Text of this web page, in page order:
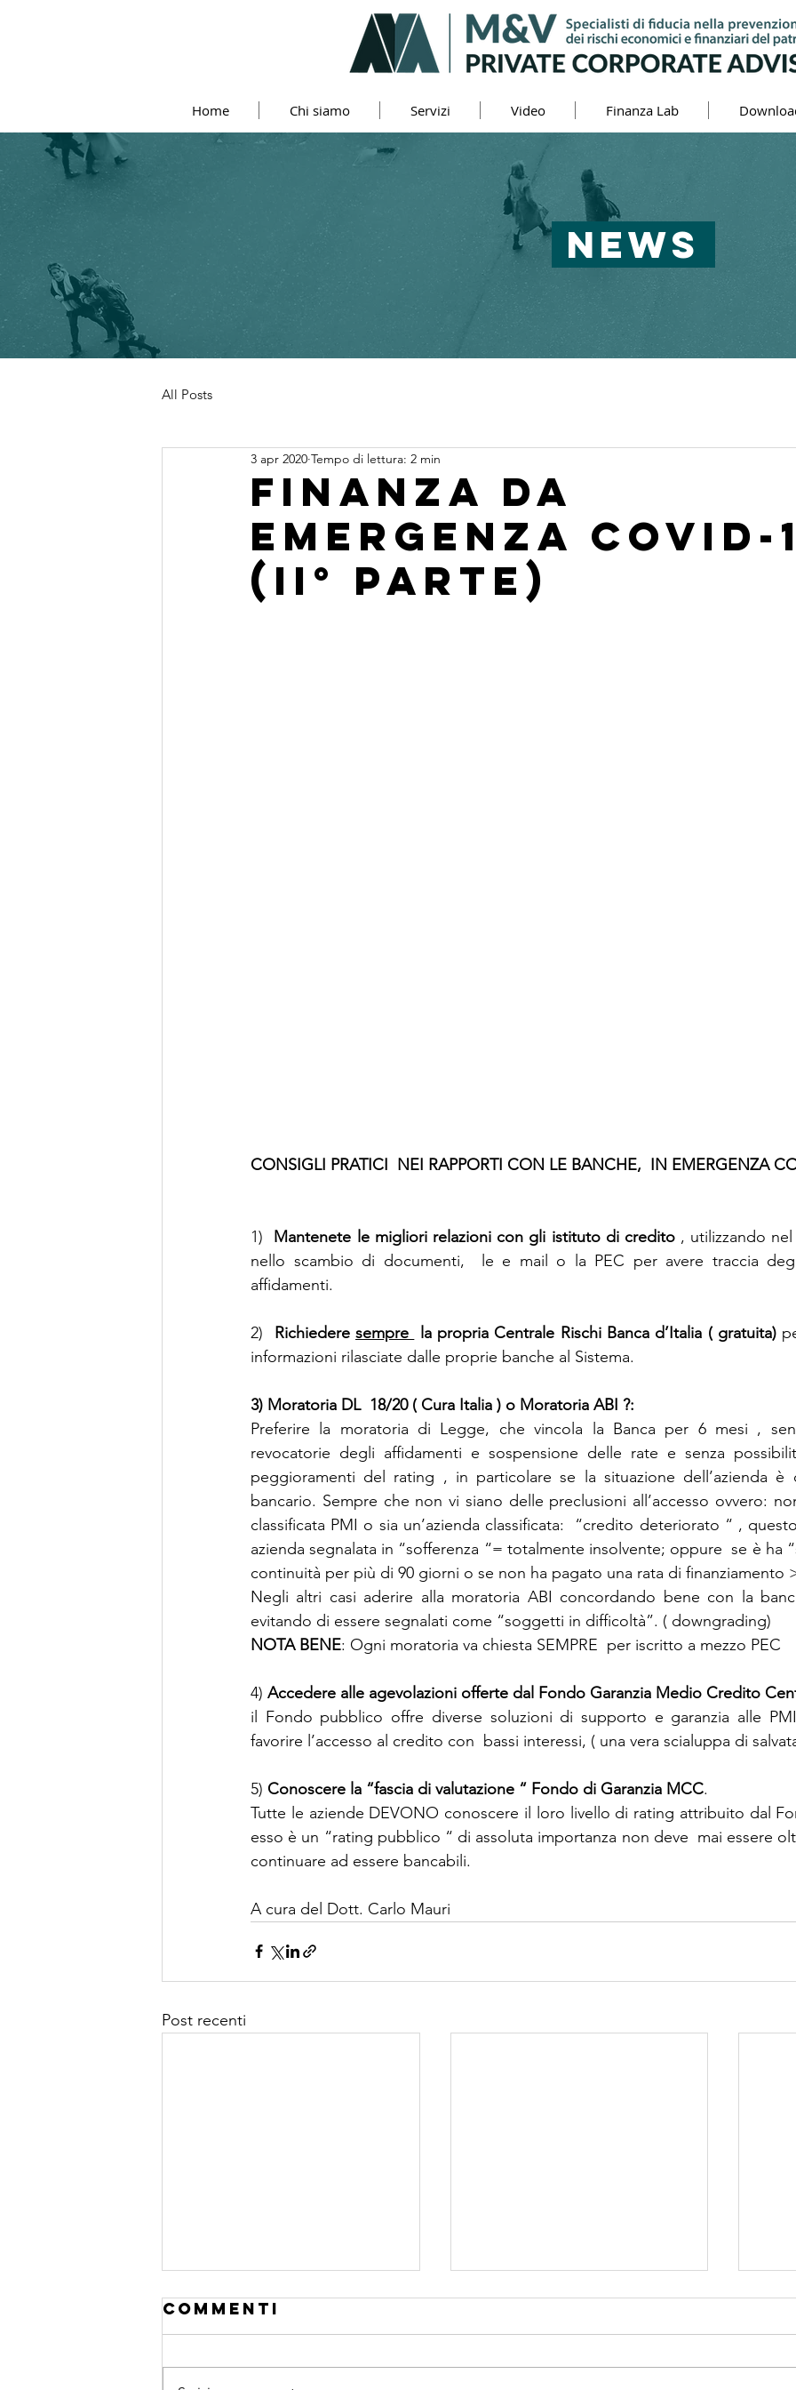
Home Chi siamo Servizi Video Finanza Lab
NEWS
All Posts
Finanza da
Emergenza Covid-
(II° PARTE)
3 apr 2020 Tempo di lettura: 2 min
CONSIGLI PRATICI  NEI RAPPORTI CON LE BANCHE,  IN EMERGENZA
1) Mantenete le migliori relazioni con gli istituto di credito , utilizzando
nello scambio di documenti,  le e mail o la PEC per avere traccia
affidamenti.
2) Richiedere sempre la propria Centrale Rischi Banca d’Italia ( gratuita)
informazioni rilasciate dalle proprie banche al Sistema.
3) Moratoria DL 18/20 ( Cura Italia ) o Moratoria ABI ?:
Preferire la moratoria di Legge, che vincola la Banca per 6 mesi ,
revocatorie degli affidamenti e sospensione delle rate e senza
peggioramenti del rating , in particolare se la situazione dell’azienda
bancario. Sempre che non vi siano delle preclusioni all’accesso ovvero:
classificata PMI o sia un’azienda classificata:  “credito deteriorato “ ,
azienda segnalata in “sofferenza “= totalmente insolvente; oppure  se è ha
continuità per più di 90 giorni o se non ha pagato una rata di finanziamento
Negli altri casi aderire alla moratoria ABI concordando bene con la
evitando di essere segnalati come “soggetti in difficoltà”. ( downgrading)
NOTA BENE: Ogni moratoria va chiesta SEMPRE  per iscritto a mezzo PEC
4) Accedere alle agevolazioni offerte dal Fondo Garanzia Medio Credito
il Fondo pubblico offre diverse soluzioni di supporto e garanzia alle
favorire l’accesso al credito con  bassi interessi, ( una vera scialuppa di
5) Conoscere la “fascia di valutazione “ Fondo di Garanzia MCC.
Tutte le aziende DEVONO conoscere il loro livello di rating attribuito dal
esso è un “rating pubblico “ di assoluta importanza non deve  mai essere
continuare ad essere bancabili.
A cura del Dott. Carlo Mauri
Post recenti
Commenti